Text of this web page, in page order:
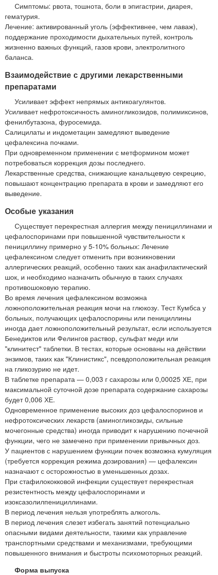
Симптомы: рвота, тошнота, боли в эпигастрии, диарея,
гематурия.
Лечение: активированный уголь (эффективнее, чем лаваж),
поддержание проходимости дыхательных путей, контроль
жизненно важных функций, газов крови, электролитного
баланса.
Взаимодействие с другими лекарственными
препаратами
Усиливает эффект непрямых антикоагулянтов.
Усиливает нефротоксичность аминогликозидов, полимиксинов,
фенилбутазона, фуросемида.
Салицилаты и индометацин замедляют выведение
цефалексина почками.
При одновременном применении с метформином может
потребоваться коррекция дозы последнего.
Лекарственные средства, снижающие канальцевую секрецию,
повышают концентрацию препарата в крови и замедляют его
выведение.
Особые указания
Существует перекрестная аллергия между пенициллинами и
цефалоспоринами при повышенной чувствительности к
пенициллину примерно у 5-10% больных: Лечение
цефалексином следует отменить при возникновении
аллергических реакций, особенно таких как анафилактический
шок, и необходимо назначить обычную в таких случаях
противошоковую терапию.
Во время лечения цефалексином возможна
ложноположительная реакция мочи на глюкозу. Тест Кумбса у
больных, получающих цефалоспорины или пенициллины
иногда дает ложноположительный результат, если используется
Бенедиктов или Фелингов раствор, сульфат меди или
"клинитест" таблетки. В тестах, которые основаны на действии
энзимов, таких как "Клинистикс", псевдоположительная реакция
на гликозурию не идет.
В таблетке препарата — 0,003 г сахарозы или 0,00025 ХЕ, при
максимальной суточной дозе препарата содержание сахарозы
будет 0,006 ХЕ.
Одновременное применение высоких доз цефалоспоринов и
нефротоксических лекарств (аминогликозиды, сильные
мочегонные средства) иногда приводит к нарушению почечной
функции, чего не замечено при применении привычных доз.
У пациентов с нарушением функции почек возможна кумуляция
(требуется коррекция режима дозирования) — цефалексин
назначают с осторожностью в уменьшенных дозах.
При стафилококковой инфекции существует перекрестная
резистентность между цефалоспоринами и
изоксазолилпенициллинами.
В период лечения нельзя употреблять алкоголь.
В период лечения слезет избегать занятий потенциально
опасными видами деятельности, такими как управление
транспортными средствами и механизмами, требующими
повышенного внимания и быстроты психомоторных реакций.
Форма выпуска